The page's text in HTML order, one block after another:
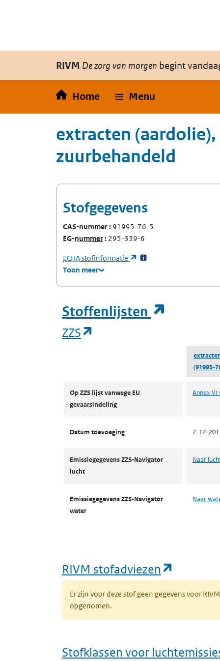
RIVM De zorg van morgen begint
Home Menu
extracten
zuurbehandeld
Stofgegevens
CAS-nummer 91995-76-5
EG-nummer(Europees Gemeenschap-nummer)
295-339-6
ECHA(Europees Agentschap voor chemische
stofinformatie
(opent in een nieuw
Toon meer
Stoffenlijsten
ZZS
(91995-
Op ZZS lijst vanwege EU
gevaarsindeling
Annex VI
Datum toevoeging 2-12-
Emissiegegevens ZZS-Navigator
lucht
Naar
Emissiegegevens ZZS-Navigator
water
Naar
RIVM stofadviezen
Er zijn voor deze stof geen gegevens voor
opgenomen.
Stofklassen voor